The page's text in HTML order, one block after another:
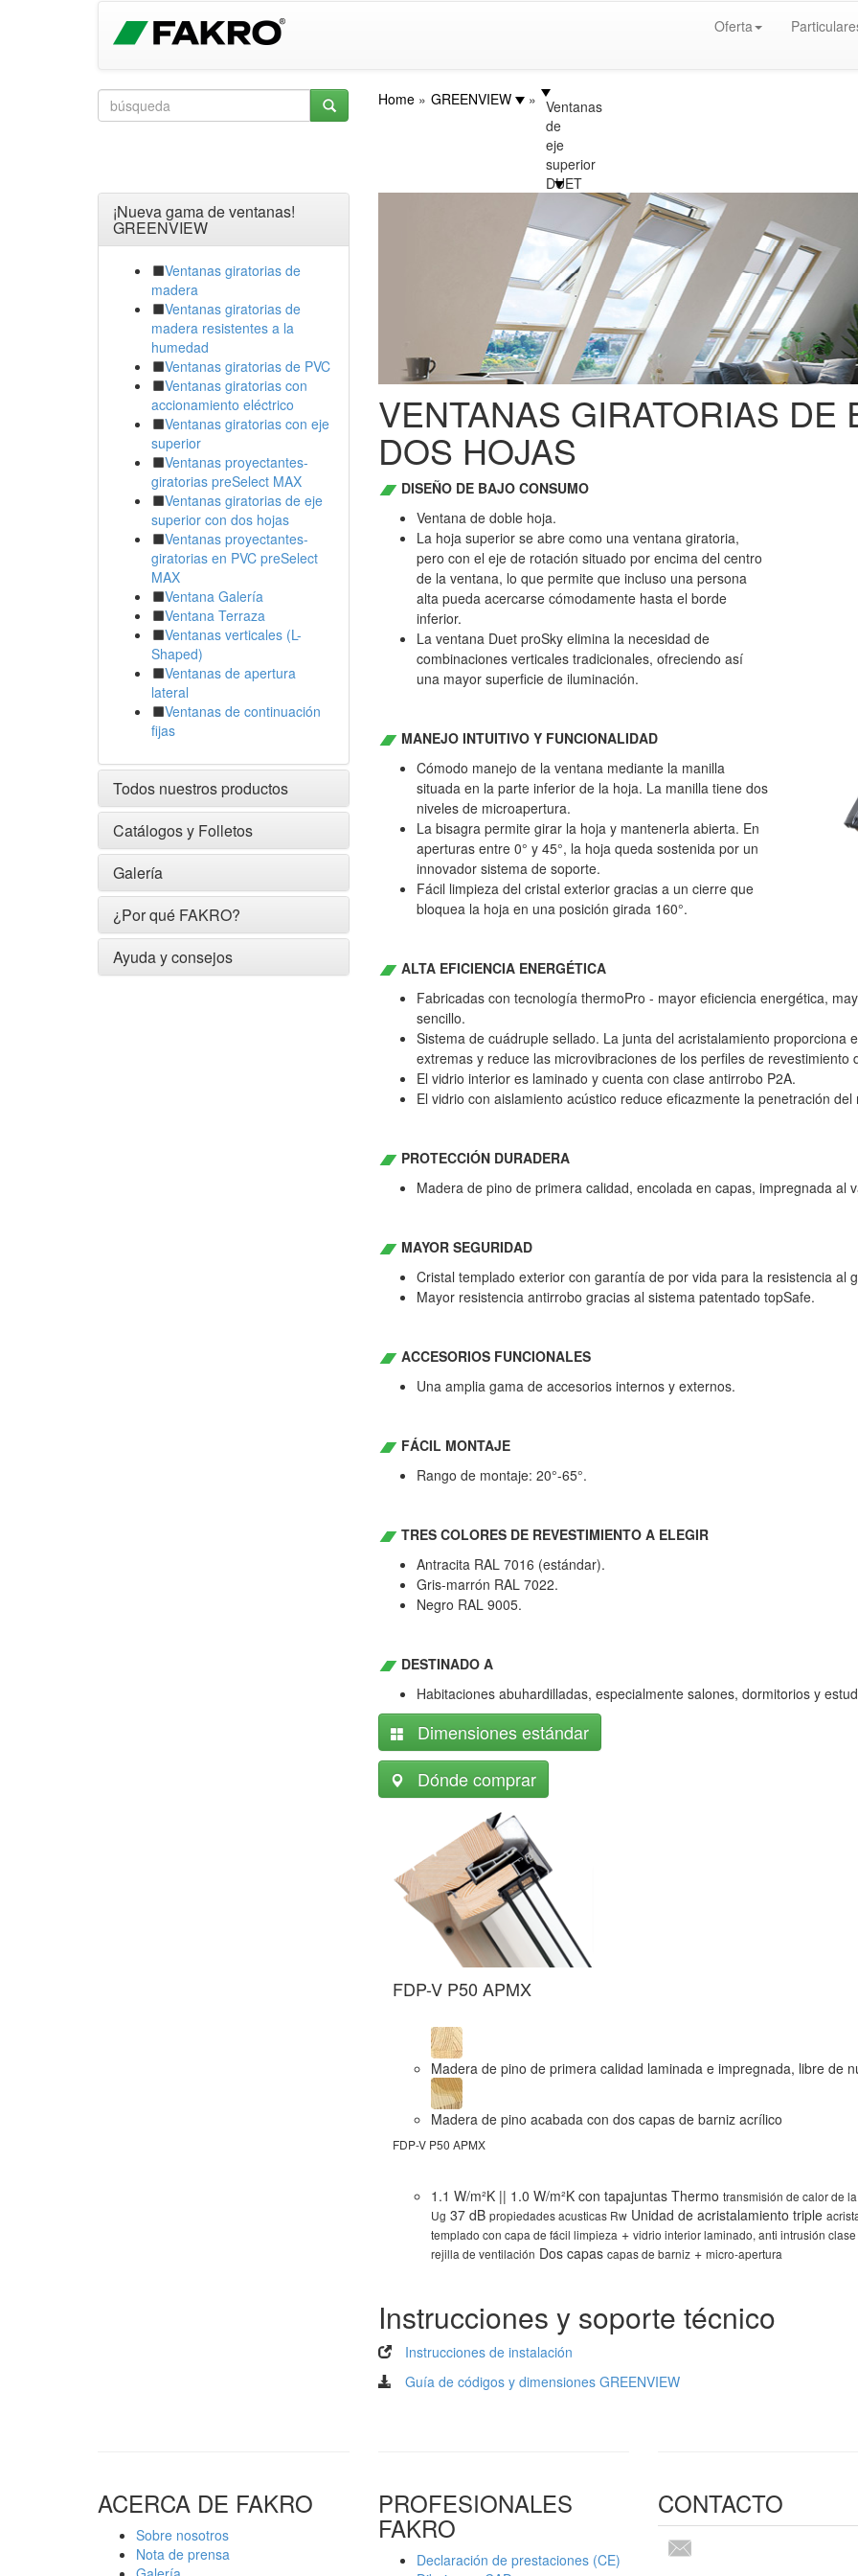
Oferta
Home GREENVIEW
Ventanas
de
eje
superior
DUET
¡Nueva gama de ventanas!
GREENVIEW
Ventanas giratorias de
madera
Ventanas giratorias de
madera resistentes a la
humedad
Ventanas giratorias de PVC
Ventanas giratorias con
accionamiento eléctrico
Ventanas giratorias con eje
superior
Ventanas proyectantes-
giratorias preSelect MAX
Ventanas giratorias de eje
superior con dos hojas
Ventanas proyectantes-
giratorias en PVC preSelect
MAX
Ventana Galería
Ventana Terraza
Ventanas verticales (L-
Shaped)
Ventanas de apertura
lateral
Ventanas de continuación
fijas
Todos nuestros productos
Catálogos y Folletos
Galería
¿Por qué FAKRO?
Ayuda y consejos
VENTANAS GIRATORIAS DE
DOS HOJAS
DISEÑO DE BAJO CONSUMO
Ventana de doble hoja.
La hoja superior se abre como una ventana giratoria,
pero con el eje de rotación situado por encima del centro
de la ventana, lo que permite que incluso una persona
alta pueda acercarse cómodamente hasta el borde
inferior.
La ventana Duet proSky elimina la necesidad de
combinaciones verticales tradicionales, ofreciendo así
una mayor superficie de iluminación.
MANEJO INTUITIVO Y FUNCIONALIDAD
Cómodo manejo de la ventana mediante la manilla
situada en la parte inferior de la hoja. La manilla tiene dos
niveles de microapertura.
La bisagra permite girar la hoja y mantenerla abierta. En
aperturas entre 0° y 45°, la hoja queda sostenida por un
innovador sistema de soporte.
Fácil limpieza del cristal exterior gracias a un cierre que
bloquea la hoja en una posición girada 160°.
ALTA EFICIENCIA ENERGÉTICA
Fabricadas con tecnología thermoPro - mayor eficiencia energética,
sencillo.
Sistema de cuádruple sellado. La junta del acristalamiento proporciona
extremas y reduce las microvibraciones de los perfiles de revestimiento
El vidrio interior es laminado y cuenta con clase antirrobo P2A.
El vidrio con aislamiento acústico reduce eficazmente la penetración del
PROTECCIÓN DURADERA
Madera de pino de primera calidad, encolada en capas, impregnada al
MAYOR SEGURIDAD
Cristal templado exterior con garantía de por vida para la resistencia al
Mayor resistencia antirrobo gracias al sistema patentado topSafe.
ACCESORIOS FUNCIONALES
Una amplia gama de accesorios internos y externos.
FÁCIL MONTAJE
Rango de montaje: 20°-65°.
TRES COLORES DE REVESTIMIENTO A ELEGIR
Antracita RAL 7016 (estándar).
Gris-marrón RAL 7022.
Negro RAL 9005.
DESTINADO A
Habitaciones abuhardilladas, especialmente salones, dormitorios y
Dimensiones estándar
Dónde comprar
FDP-V P50 APMX
Madera de pino de primera calidad laminada e impregnada, libre de
Madera de pino acabada con dos capas de barniz acrílico
FDP-V P50 APMX
1.1 W/m²K || 1.0 W/m²K con tapajuntas Thermo transmisión de calor de
Ug 37 dB propiedades acusticas Rw Unidad de acristalamiento triple
templado con capa de fácil limpieza + vidrio interior laminado, anti intrusión clase
rejilla de ventilación Dos capas capas de barniz + micro-apertura
Instrucciones y soporte técnico
Instrucciones de instalación
Guía de códigos y dimensiones GREENVIEW
ACERCA DE FAKRO
Sobre nosotros
Nota de prensa
PROFESIONALES
FAKRO
Declaración de prestaciones (CE)
CONTACTO